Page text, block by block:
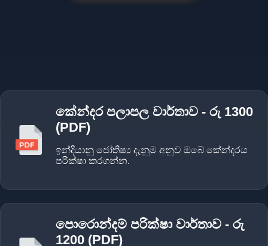
කේන්දර පලාපල වාර්තාව - රු 1300
(PDF)
ඉන්දියානු ජෝතිෂ්‍ය දැනුම අනුව ඔබේ කේන්දරය
පරික්ෂා කරගන්න.
පොරොන්දම් පරික්ෂා වාර්තාව - රු
1200 (PDF)